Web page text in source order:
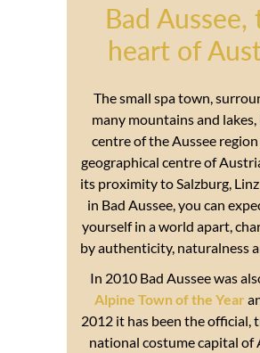
Bad Aussee,
heart of
The small spa town,
many mountains and
centre of the Aussee
geographical centre of
its proximity to Salzburg, Linz
in Bad Aussee, you can
yourself in a world apart,
by authenticity, naturalness
In 2010 Bad Aussee was
Alpine Town of the Year
2012 it has been the official,
national costume capital of